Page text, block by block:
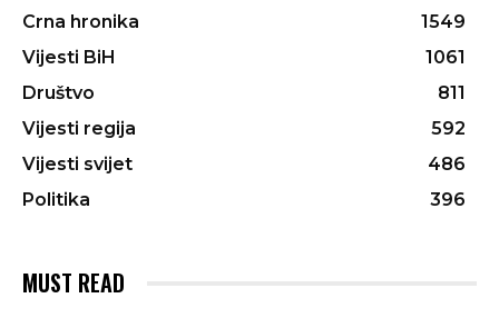
Crna hronika
1549
Vijesti BiH
1061
Društvo
811
Vijesti regija
592
Vijesti svijet
486
Politika
396
MUST READ